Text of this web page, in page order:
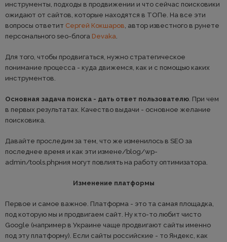
инструменты, подходы в продвижении и что сейчас поисковики
ожидают от сайтов, которые находятся в ТОПе. На все эти
вопросы ответит Сергей Кокшаров, автор известного в рунете
персонального seo-блога Devaka.
Для того, чтобы продвигаться, нужно стратегическое
понимание процесса - куда движемся, как и с помощью каких
инструментов.
Основная задача поиска - дать ответ пользователю. При чем
в первых результатах. Качество выдачи - основное желание
поисковика.
Давайте проследим за тем, что же изменилось в SEO за
последнее время и как эти измене/blog/wp-
admin/tools.phpния могут повлиять на работу оптимизатора.
Изменение платформы
Первое и самое важное. Платформа - это та самая площадка,
под которую мы и продвигаем сайт. Ну кто-то любит чисто
Google (например в Украине чаще продвигают сайты именно
под эту платформу). Если сайты российские - то Яндекс, как